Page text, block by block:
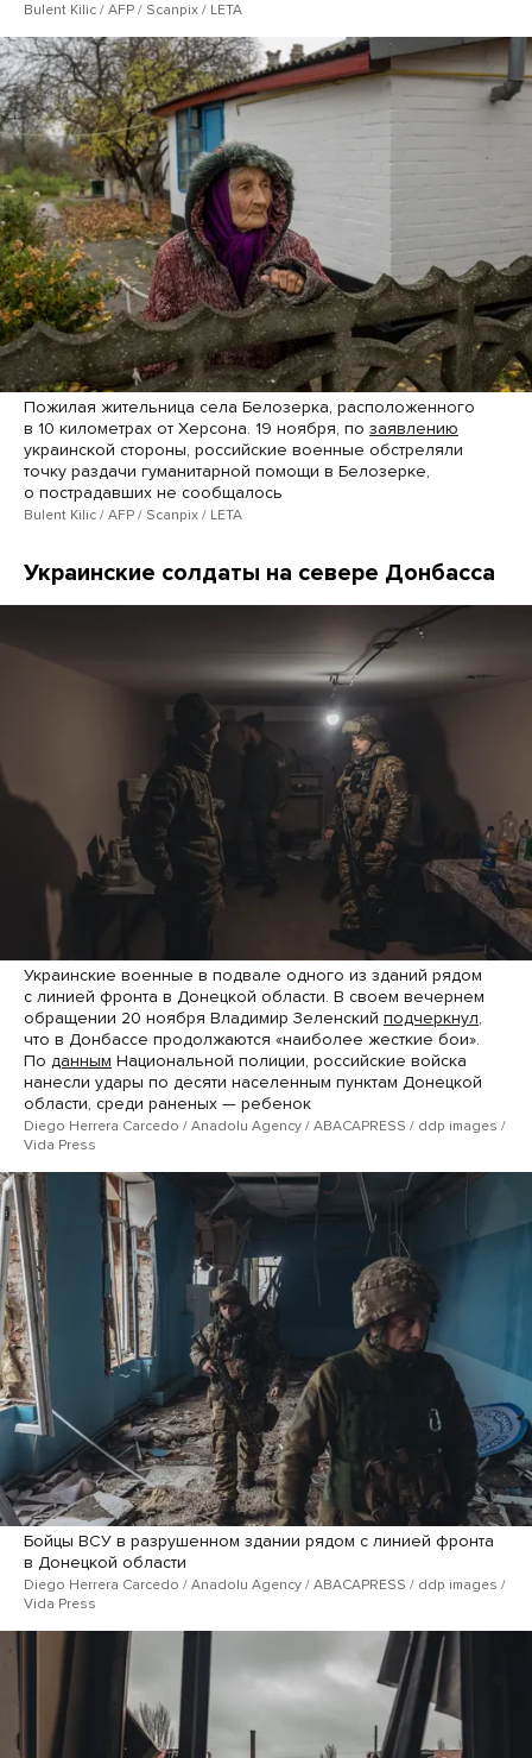
Bulent Kilic / AFP / Scanpix / LETA
Пожилая жительница села Белозерка, расположенного
в 10 километрах от Херсона. 19 ноября, по заявлению
украинской стороны, российские военные обстреляли
точку раздачи гуманитарной помощи в Белозерке,
о пострадавших не сообщалось
Bulent Kilic / AFP / Scanpix / LETA
Украинские солдаты на севере Донбасса
Украинские военные в подвале одного из зданий рядом
с линией фронта в Донецкой области. В своем вечернем
обращении 20 ноября Владимир Зеленский подчеркнул,
что в Донбассе продолжаются «наиболее жесткие бои».
По данным Национальной полиции, российские войска
нанесли удары по десяти населенным пунктам Донецкой
области, среди раненых — ребенок
Diego Herrera Carcedo / Anadolu Agency / ABACAPRESS / ddp ​images /
Vida Press
Бойцы ВСУ в разрушенном здании рядом с линией фронта
в Донецкой области
Diego Herrera Carcedo / Anadolu Agency / ABACAPRESS / ddp ​images /
Vida Press